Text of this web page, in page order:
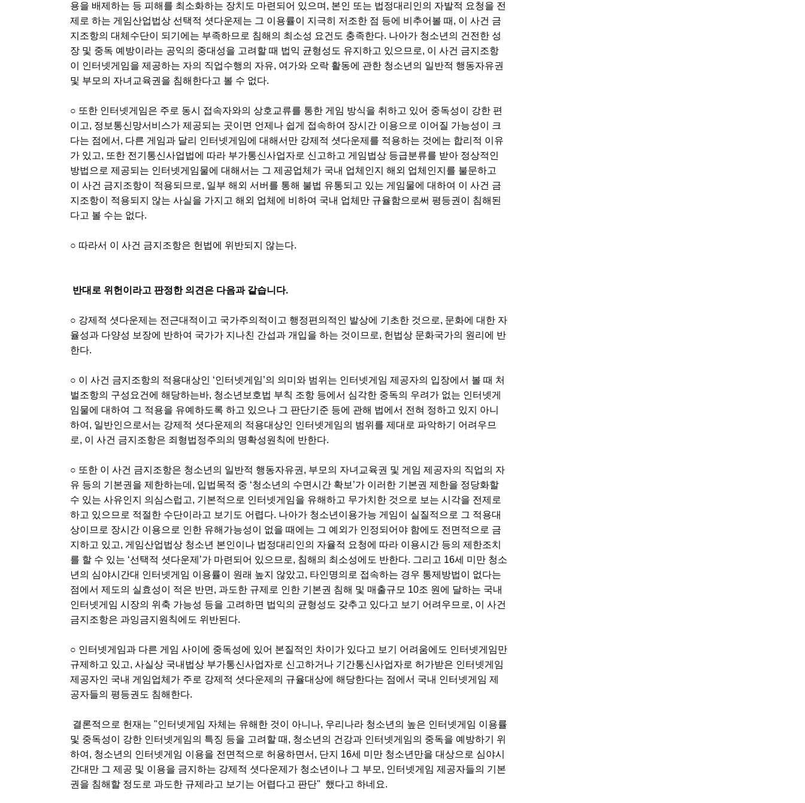
용을 배제하는 등 피해를 최소화하는 장치도 마련되어 있으며, 본인 또는 법정대리인의 자발적 요청을 전
제로 하는 게임산업법상 선택적 셧다운제는 그 이용률이 지극히 저조한 점 등에 비추어볼 때, 이 사건 금
지조항의 대체수단이 되기에는 부족하므로 침해의 최소성 요건도 충족한다. 나아가 청소년의 건전한 성
장 및 중독 예방이라는 공익의 중대성을 고려할 때 법익 균형성도 유지하고 있으므로, 이 사건 금지조항
이 인터넷게임을 제공하는 자의 직업수행의 자유, 여가와 오락 활동에 관한 청소년의 일반적 행동자유권
및 부모의 자녀교육권을 침해한다고 볼 수 없다.
○ 또한 인터넷게임은 주로 동시 접속자와의 상호교류를 통한 게임 방식을 취하고 있어 중독성이 강한 편
이고, 정보통신망서비스가 제공되는 곳이면 언제나 쉽게 접속하여 장시간 이용으로 이어질 가능성이 크
다는 점에서, 다른 게임과 달리 인터넷게임에 대해서만 강제적 셧다운제를 적용하는 것에는 합리적 이유
가 있고, 또한 전기통신사업법에 따라 부가통신사업자로 신고하고 게임법상 등급분류를 받아 정상적인
방법으로 제공되는 인터넷게임물에 대해서는 그 제공업체가 국내 업체인지 해외 업체인지를 불문하고
이 사건 금지조항이 적용되므로, 일부 해외 서버를 통해 불법 유통되고 있는 게임물에 대하여 이 사건 금
지조항이 적용되지 않는 사실을 가지고 해외 업체에 비하여 국내 업체만 규율함으로써 평등권이 침해된
다고 볼 수는 없다.
○ 따라서 이 사건 금지조항은 헌법에 위반되지 않는다.
반대로 위헌이라고 판정한 의견은 다음과 같습니다.
○ 강제적 셧다운제는 전근대적이고 국가주의적이고 행정편의적인 발상에 기초한 것으로, 문화에 대한 자
율성과 다양성 보장에 반하여 국가가 지나친 간섭과 개입을 하는 것이므로, 헌법상 문화국가의 원리에 반
한다.
○ 이 사건 금지조항의 적용대상인 ‘인터넷게임’의 의미와 범위는 인터넷게임 제공자의 입장에서 볼 때 처
벌조항의 구성요건에 해당하는바, 청소년보호법 부칙 조항 등에서 심각한 중독의 우려가 없는 인터넷게
임물에 대하여 그 적용을 유예하도록 하고 있으나 그 판단기준 등에 관해 법에서 전혀 정하고 있지 아니
하여, 일반인으로서는 강제적 셧다운제의 적용대상인 인터넷게임의 범위를 제대로 파악하기 어려우므
로, 이 사건 금지조항은 죄형법정주의의 명확성원칙에 반한다.
○ 또한 이 사건 금지조항은 청소년의 일반적 행동자유권, 부모의 자녀교육권 및 게임 제공자의 직업의 자
유 등의 기본권을 제한하는데, 입법목적 중 ‘청소년의 수면시간 확보’가 이러한 기본권 제한을 정당화할
수 있는 사유인지 의심스럽고, 기본적으로 인터넷게임을 유해하고 무가치한 것으로 보는 시각을 전제로
하고 있으므로 적절한 수단이라고 보기도 어렵다. 나아가 청소년이용가능 게임이 실질적으로 그 적용대
상이므로 장시간 이용으로 인한 유해가능성이 없을 때에는 그 예외가 인정되어야 함에도 전면적으로 금
지하고 있고, 게임산업법상 청소년 본인이나 법정대리인의 자율적 요청에 따라 이용시간 등의 제한조치
를 할 수 있는 ‘선택적 셧다운제’가 마련되어 있으므로, 침해의 최소성에도 반한다. 그리고 16세 미만 청소
년의 심야시간대 인터넷게임 이용률이 원래 높지 않았고, 타인명의로 접속하는 경우 통제방법이 없다는
점에서 제도의 실효성이 적은 반면, 과도한 규제로 인한 기본권 침해 및 매출규모 10조 원에 달하는 국내
인터넷게임 시장의 위축 가능성 등을 고려하면 법익의 균형성도 갖추고 있다고 보기 어려우므로, 이 사건
금지조항은 과잉금지원칙에도 위반된다.
○ 인터넷게임과 다른 게임 사이에 중독성에 있어 본질적인 차이가 있다고 보기 어려움에도 인터넷게임만
규제하고 있고, 사실상 국내법상 부가통신사업자로 신고하거나 기간통신사업자로 허가받은 인터넷게임
제공자인 국내 게임업체가 주로 강제적 셧다운제의 규율대상에 해당한다는 점에서 국내 인터넷게임 제
공자들의 평등권도 침해한다.
결론적으로 헌재는 "인터넷게임 자체는 유해한 것이 아니나, 우리나라 청소년의 높은 인터넷게임 이용률
및 중독성이 강한 인터넷게임의 특징 등을 고려할 때, 청소년의 건강과 인터넷게임의 중독을 예방하기 위
하여, 청소년의 인터넷게임 이용을 전면적으로 허용하면서, 단지 16세 미만 청소년만을 대상으로 심야시
간대만 그 제공 및 이용을 금지하는 강제적 셧다운제가 청소년이나 그 부모, 인터넷게임 제공자들의 기본
권을 침해할 정도로 과도한 규제라고 보기는 어렵다고 판단" 했다고 하네요.